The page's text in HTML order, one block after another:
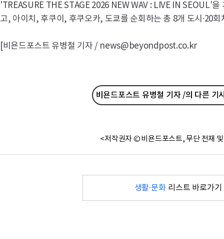
'TREASURE THE STAGE 2026 NEW WAV : LIVE IN SEOUL'
고, 아이치, 후쿠이, 후쿠오카, 도쿄를 순회하는 총 8개 도시∙20
[비욘드포스트 유병철 기자 / news@beyondpost.co.kr
비욘드포스트 유병철 기자 /의 다른 기
<저작권자 © 비욘드포스트, 무단 전재
생활·문화 리스트 바로가기